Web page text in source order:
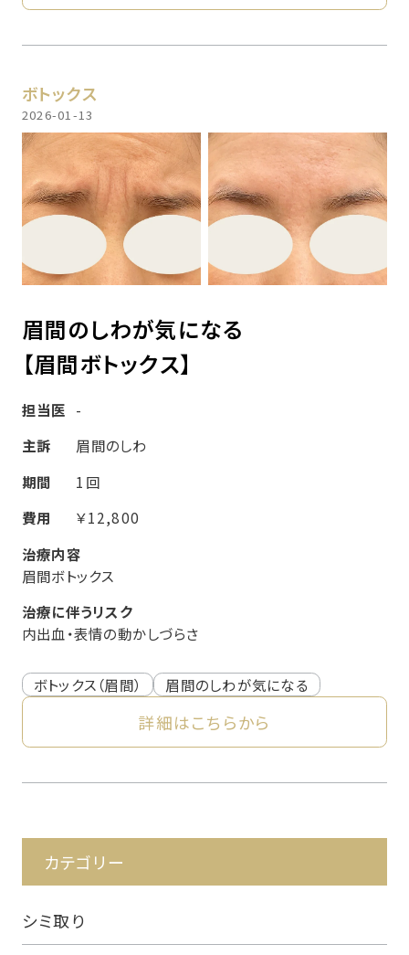
ボトックス
2026-01-13
眉間のしわが気になる
【眉間ボトックス】
担当医 -
主訴
眉間のしわ
期間
1回
費用
￥12,800
治療内容
眉間ボトックス
治療に伴うリスク
内出血・表情の動かしづらさ
ボトックス（眉間） 眉間のしわが気になる
詳細はこちらから
カテゴリー
シミ取り